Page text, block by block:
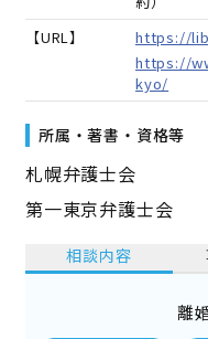
【URL】
https://
https://
kyo/
所属・著書・資格等
札幌弁護士会
第一東京弁護士会
相談内容
離